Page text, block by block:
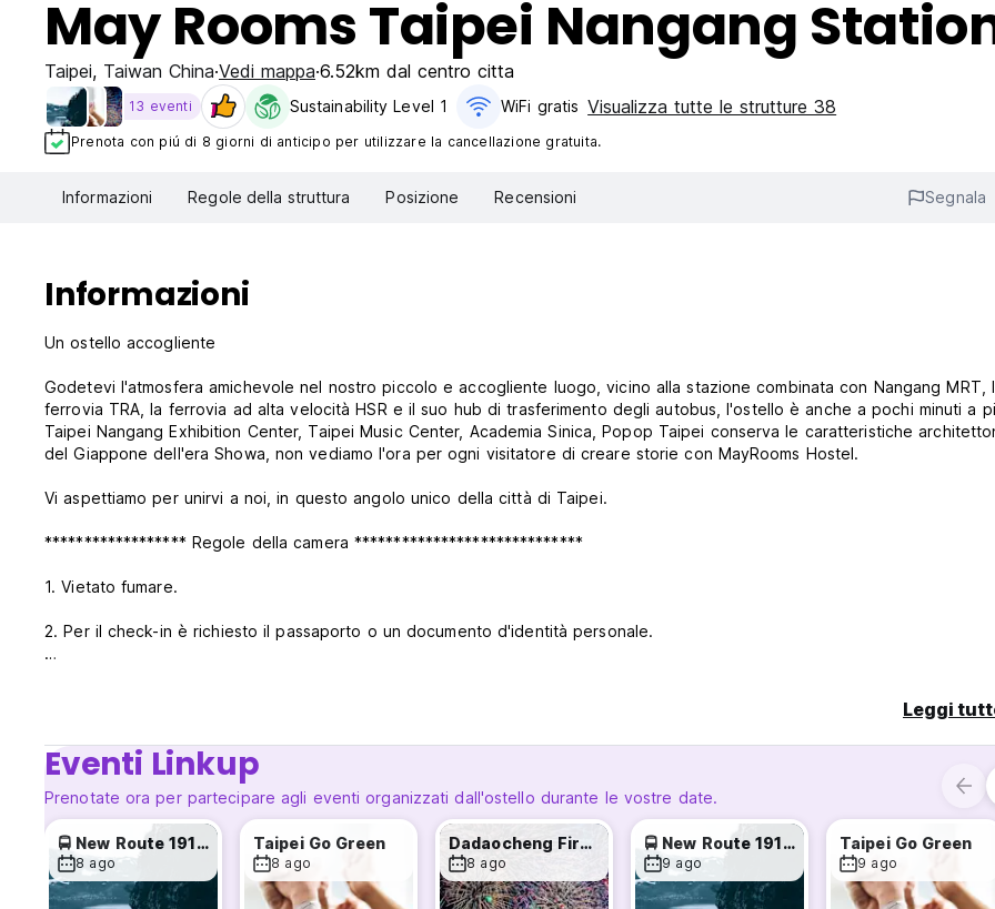
May Rooms Taipei Nangang
Taipei, Taiwan China Vedi mappa 6.52km dal centro citta
13 eventi Sustainability Level 1 WiFi gratis Visualizza tutte le strutture 38
Prenota con piú di 8 giorni di anticipo per utilizzare la cancellazione gratuita.
Informazioni Regole della struttura Posizione Recensioni Segnala
Informazioni
Un ostello accogliente
Godetevi l'atmosfera amichevole nel nostro piccolo e accogliente luogo, vicino alla stazione combinata con Nangang MRT,
ferrovia TRA, la ferrovia ad alta velocità HSR e il suo hub di trasferimento degli autobus, l'ostello è anche a pochi minuti a
Taipei Nangang Exhibition Center, Taipei Music Center, Academia Sinica, Popop Taipei conserva le caratteristiche
del Giappone dell'era Showa, non vediamo l'ora per ogni visitatore di creare storie con MayRooms Hostel.
Vi aspettiamo per unirvi a noi, in questo angolo unico della città di Taipei.
****************** Regole della camera *****************************
1. Vietato fumare.
2. Per il check-in è richiesto il passaporto o un documento d'identità personale.
4. Il deposito della chiave è di 500 dollari taiwanesi. Vi rimborseremo quando la chiave verrà restituita al momento del
****************** Orario del servizio ***************************
Orario di check-out: 11:00
Orario di check-in: 14:00
Orario di servizio: 8:30 - 22:00
Leggi
Eventi Linkup
Prenotate ora per partecipare agli eventi organizzati dall'ostello durante le vostre date.
🚍 New Route 1918 Bus to Hualien
8 ago
Taipei Go Green
8 ago
Dadaocheng Fireworks 2026 is ON!
8 ago
🚍 New Route 1918 Bus to Hualien
9 ago
Taipei Go Green
9 ago